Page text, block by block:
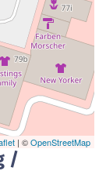
| ©OpenStreetMap
/